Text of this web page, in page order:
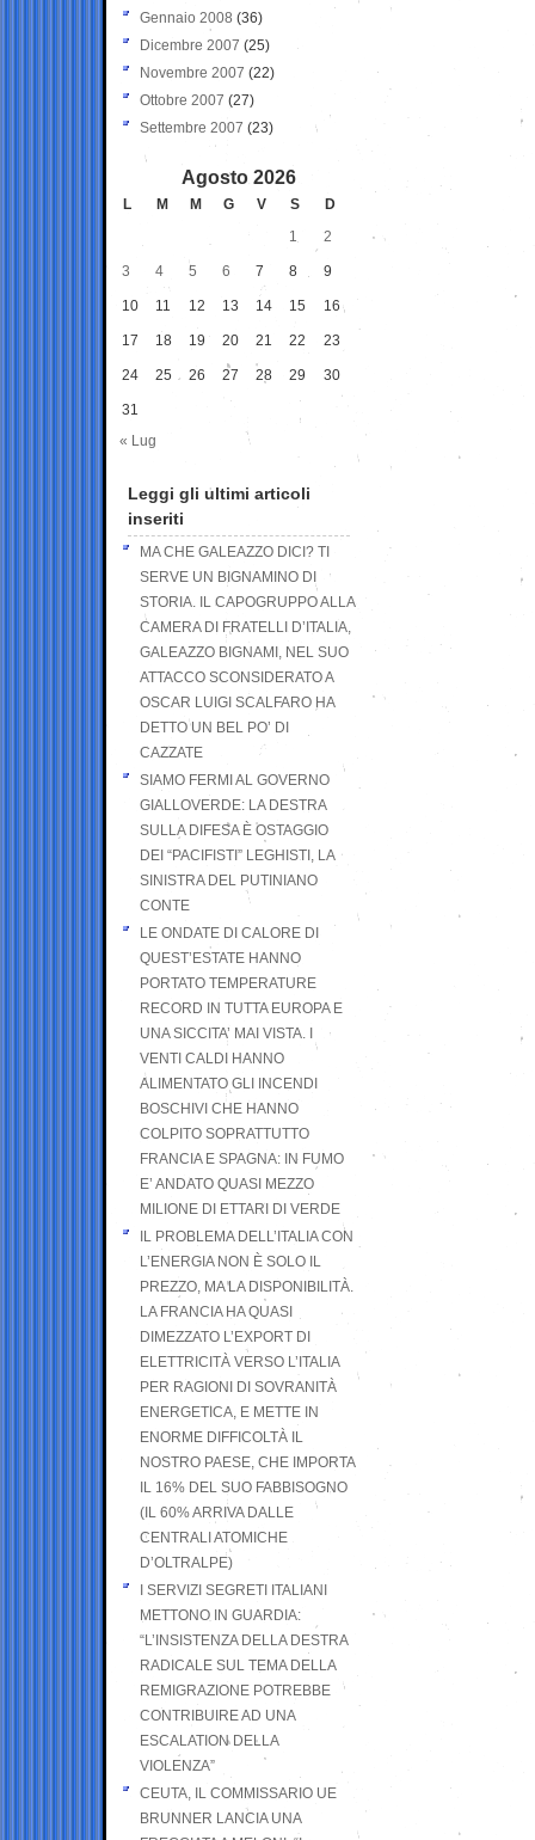
Gennaio 2008 (36)
Dicembre 2007 (25)
Novembre 2007 (22)
Ottobre 2007 (27)
Settembre 2007 (23)
Agosto 2026
L M M G V S
D
1
2
3 4 5 6 7 8 9
10 11 12 13 14 15 16
17 18 19 20 21 22 23
24 25 26 27 28 29 30
31
« Lug
Leggi gli ultimi articoli
inseriti
MA CHE GALEAZZO DICI? TI
SERVE UN BIGNAMINO DI
STORIA. IL CAPOGRUPPO ALLA
CAMERA DI FRATELLI D’ITALIA,
GALEAZZO BIGNAMI, NEL SUO
ATTACCO SCONSIDERATO A
OSCAR LUIGI SCALFARO HA
DETTO UN BEL PO’ DI
CAZZATE
SIAMO FERMI AL GOVERNO
GIALLOVERDE: LA DESTRA
SULLA DIFESA È OSTAGGIO
DEI “PACIFISTI” LEGHISTI, LA
SINISTRA DEL PUTINIANO
CONTE
LE ONDATE DI CALORE DI
QUEST’ESTATE HANNO
PORTATO TEMPERATURE
RECORD IN TUTTA EUROPA E
UNA SICCITA’ MAI VISTA. I
VENTI CALDI HANNO
ALIMENTATO GLI INCENDI
BOSCHIVI CHE HANNO
COLPITO SOPRATTUTTO
FRANCIA E SPAGNA: IN FUMO
E’ ANDATO QUASI MEZZO
MILIONE DI ETTARI DI VERDE
IL PROBLEMA DELL’ITALIA CON
L’ENERGIA NON È SOLO IL
PREZZO, MA LA DISPONIBILITÀ.
LA FRANCIA HA QUASI
DIMEZZATO L’EXPORT DI
ELETTRICITÀ VERSO L’ITALIA
PER RAGIONI DI SOVRANITÀ
ENERGETICA, E METTE IN
ENORME DIFFICOLTÀ IL
NOSTRO PAESE, CHE IMPORTA
IL 16% DEL SUO FABBISOGNO
(IL 60% ARRIVA DALLE
CENTRALI ATOMICHE
D’OLTRALPE)
I SERVIZI SEGRETI ITALIANI
METTONO IN GUARDIA:
“L’INSISTENZA DELLA DESTRA
RADICALE SUL TEMA DELLA
REMIGRAZIONE POTREBBE
CONTRIBUIRE AD UNA
ESCALATION DELLA
VIOLENZA”
CEUTA, IL COMMISSARIO UE
BRUNNER LANCIA UNA